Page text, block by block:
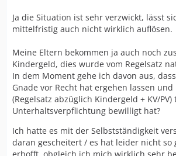
Ja die Situation ist sehr verzwickt, lässt
mittelfristig auch nicht wirklich auflösen.
Meine Eltern bekommen ja auch noch
Kindergeld, dies wurde vom Regelsatz
In dem Moment gehe ich davon aus,
Gnade vor Recht hat ergehen lassen
(Regelsatz abzüglich Kindergeld + KV/
Unterhaltsverpflichtung bewilligt hat?
Ich hatte es mit der Selbstständigkeit
daran gescheitert / es hat leider nicht so